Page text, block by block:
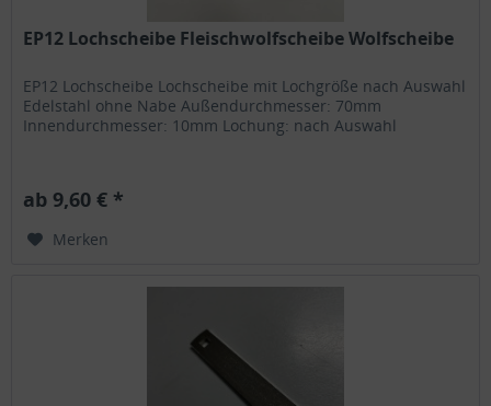
EP12 Lochscheibe Fleischwolfscheibe Wolfscheibe
EP12 Lochscheibe Lochscheibe mit Lochgröße nach Auswahl
Edelstahl ohne Nabe Außendurchmesser: 70mm
Innendurchmesser: 10mm Lochung: nach Auswahl
ab 9,60 € *
Merken